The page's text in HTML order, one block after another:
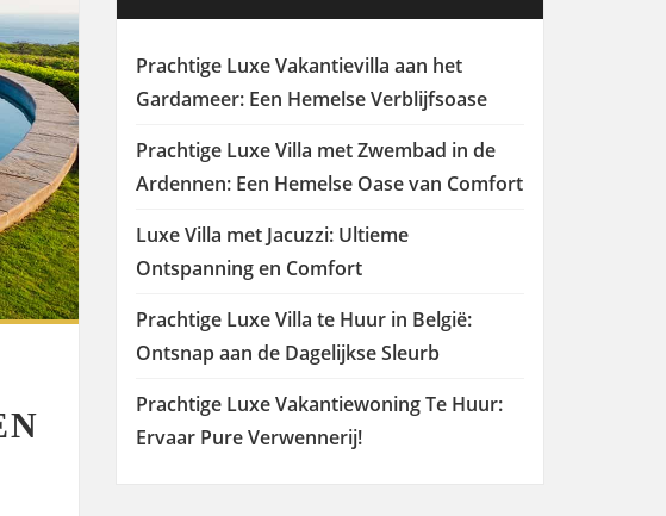
Prachtige Luxe Vakantievilla aan het
Gardameer: Een Hemelse Verblijfsoase
Prachtige Luxe Villa met Zwembad in de
Ardennen: Een Hemelse Oase van Comfort
Luxe Villa met Jacuzzi: Ultieme
Ontspanning en Comfort
Prachtige Luxe Villa te Huur in België:
Ontsnap aan de Dagelijkse Sleurb
Prachtige Luxe Vakantiewoning Te Huur:
Ervaar Pure Verwennerij!